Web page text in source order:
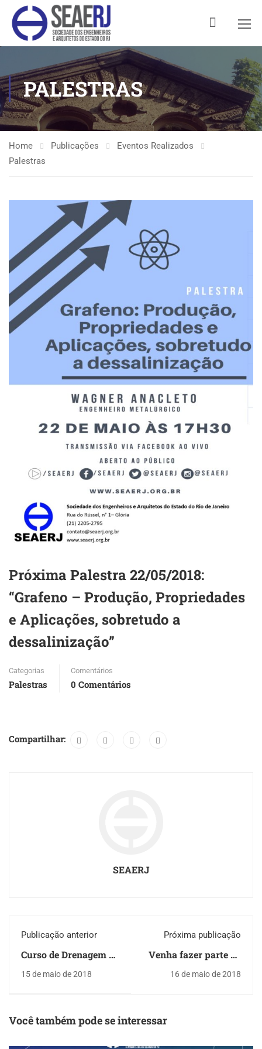
PALESTRAS
Home Publicações
Eventos Realizados
Palestras
Próxima Palestra 22/05/2018:
“Grafeno – Produção, Propriedades
e Aplicações, sobretudo a
dessalinização”
Categorias
Palestras
Comentários
0 Comentários
Compartilhar:
SEAERJ
Publicação anterior
Curso de Drenagem de
Rodovias
15 de maio de 2018
Próxima publicação
Venha fazer parte do
Coral da SEAERJ
16 de maio de 2018
Você também pode se interessar